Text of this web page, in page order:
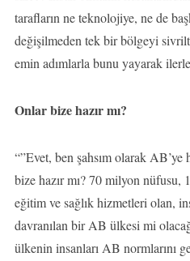
tarafların ne teknolojiye, ne de
değişilmeden tek bir bölgeyi
emin adımlarla bunu yayarak
Onlar bize hazır mı?
“”Evet, ben şahsım olarak
bize hazır mı? 70 milyon nüfusu,
eğitim ve sağlık hizmetleri olan,
davranılan bir AB ülkesi mi
ülkenin insanları AB normlarını